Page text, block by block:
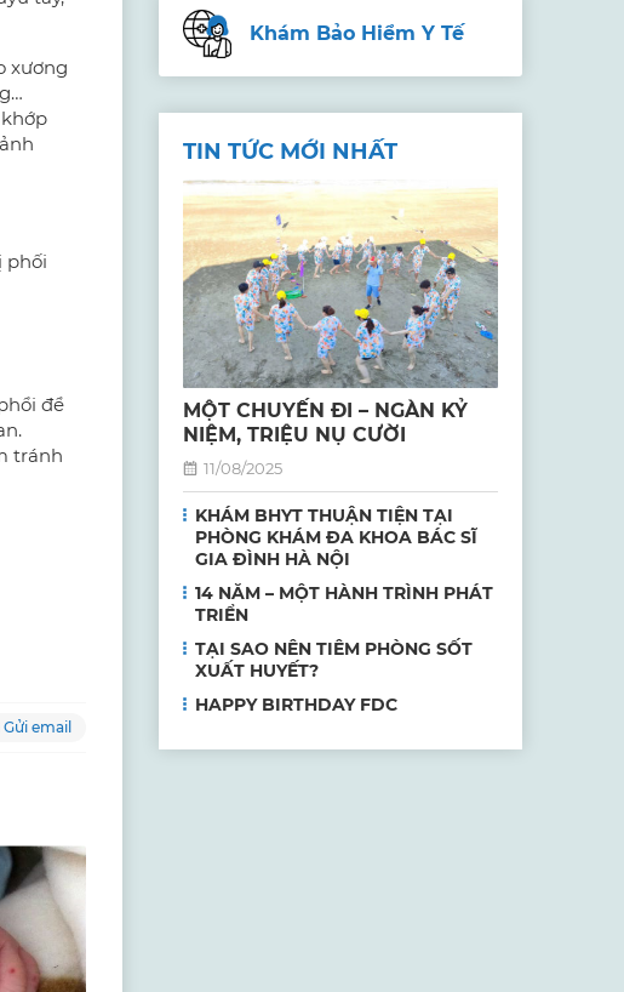
xương
phối
để
tránh
Gửi email
Khám Bảo Hiểm Y Tế
TIN TỨC MỚI NHẤT
MỘT CHUYẾN ĐI – NGÀN KỶ
NIỆM, TRIỆU NỤ CƯỜI
11/08/2025
KHÁM BHYT THUẬN TIỆN TẠI
PHÒNG KHÁM ĐA KHOA BÁC SĨ
GIA ĐÌNH HÀ NỘI
14 NĂM – MỘT HÀNH TRÌNH PHÁT
TRIỂN
TẠI SAO NÊN TIÊM PHÒNG SỐT
XUẤT HUYẾT?
HAPPY BIRTHDAY FDC